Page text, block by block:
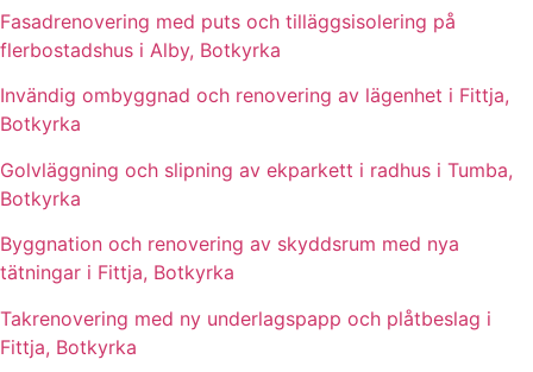
Fasadrenovering med puts och tilläggsisolering på
flerbostadshus i Alby, Botkyrka
Invändig ombyggnad och renovering av lägenhet i Fittja,
Botkyrka
Golvläggning och slipning av ekparkett i radhus i Tumba,
Botkyrka
Byggnation och renovering av skyddsrum med nya
tätningar i Fittja, Botkyrka
Takrenovering med ny underlagspapp och plåtbeslag i
Fittja, Botkyrka